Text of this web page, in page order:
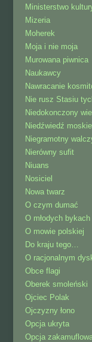
Ministerstwo
Mizeria
Moherek
Moja i nie moja
Murowana piwnica
Naukawcy
Nawracanie
Nie rusz Stasiu
Niedokonczony
Niedźwiedź
Niegramotny
Nierówny sufit
Niuans
Nosiciel
Nowa twarz
O czym dumać
O młodych bykach
O mowie polskiej
Do kraju tego…
O racjonalnym
Obce flagi
Oberek smoleński
Ojciec Polak
Ojczyzny łono
Opcja ukryta
Opcja